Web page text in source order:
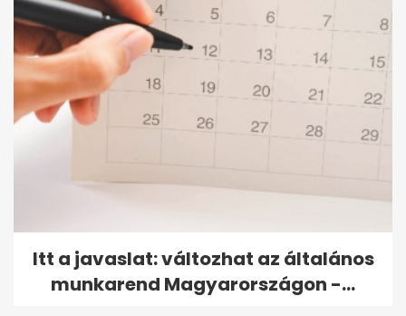
Itt a javaslat: változhat az általános
munkarend Magyarországon -...